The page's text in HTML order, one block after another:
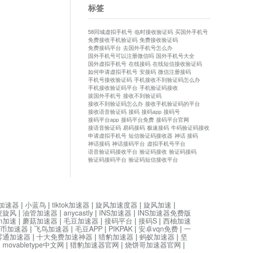
标签
58同城虚拟手机号 临时接收验证码 买国外手机号
免费接收手机验证码 免费接收验证码
免费接码平台 去国外手机号怎么办
国外手机号可以注册微信吗 国外手机号大全
国外虚拟手机号 在线接码 在线短信接收验证码
如何申请虚拟手机号 安接码 微信注册接码
手机号接收验证码 手机接收不到验证码怎么办
手机接收验证码平台 手机验证码接收
拔国外手机号 接收不到验证码
接收不到验证码怎么办 接收手机验证码的平台
接收语音验证码 接码 接码app 接码号
接码平台app 接码平台免费 接码平台官网
接语音验证码 易码接码 极速接码 牛码验证码接收
申请虚拟手机号 短信验证码接收器 神话 接码
神话接码 神话接码平台 虚拟手机号平台
语音验证码接收平台 验证码接收 验证码接码
验证码接码平台 验证码短信接收平台
速器 | 小蓝鸟 | tiktok加速器 | 旋风加速度器 | 旋风加速 |
旋风 | 油管加速器 | anycastly | INS加速器 | INS加速器免费版
加速 | 蘑菇加速器 | 毛豆加速器 | 接码平台 | 接码S | 西柚加速
加速器 | 飞鸟加速器 | 毛豆APP | PIKPAK | 安卓vqn免费 | 一
通加速器 | 十大免费加速神器 | 猎豹加速器 | 蚂蚁加速器 | 坚
movabletype中文网 | 猎豹加速器官网 | 烧饼哥加速器官网 |